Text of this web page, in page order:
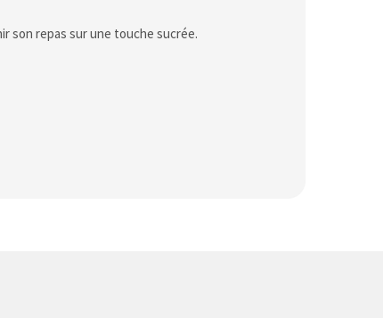
son repas sur une touche sucrée.